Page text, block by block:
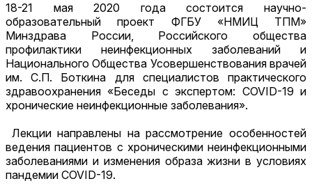
18-21 мая 2020 года состоится научно-
образовательный проект ФГБУ «НМИЦ ТПМ»
Минздрава России, Российского общества
профилактики неинфекционных заболеваний и
Национального Общества Усовершенствования врачей
им. С.П. Боткина для специалистов практического
здравоохранения «Беседы с экспертом: COVID-19 и
хронические неинфекционные заболевания».
Лекции направлены на рассмотрение особенностей
ведения пациентов с хроническими неинфекционными
заболеваниями и изменения образа жизни в условиях
пандемии COVID-19.